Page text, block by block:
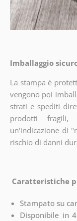
Imballaggio
La stampa è
vengono poi
strati e spediti
prodotti fragili,
un'indicazione di
rischio di danni
Caratteristiche
Stampato su
Disponibile in